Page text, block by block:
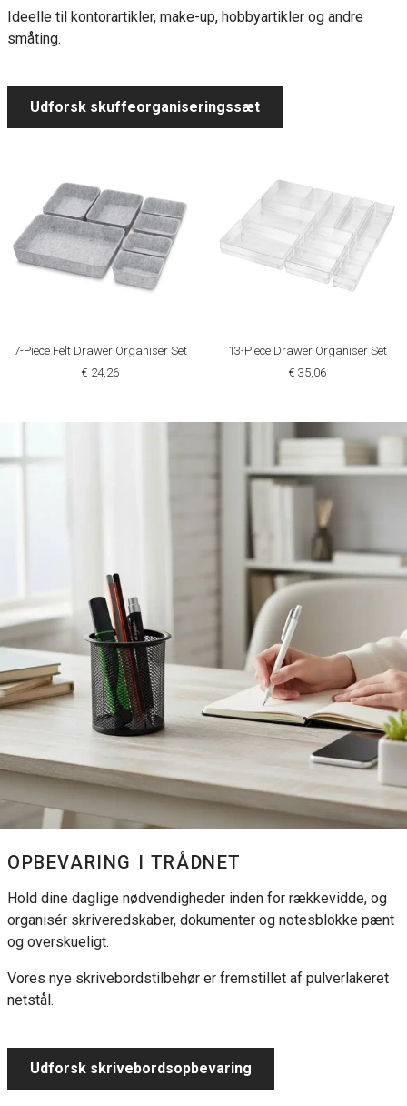
Ideelle til kontorartikler, make-up, hobbyartikler og andre
småting.
Udforsk skuffeorganiseringssæt
7-Piece Felt Drawer Organiser Set
€ 24,26
13-Piece Drawer Organiser Set
€ 35,06
OPBEVARING I TRÅDNET
Hold dine daglige nødvendigheder inden for rækkevidde, og
organisér skriveredskaber, dokumenter og notesblokke pænt
og overskueligt.
Vores nye skrivebordstilbehør er fremstillet af pulverlakeret
netstål.
Udforsk skrivebordsopbevaring